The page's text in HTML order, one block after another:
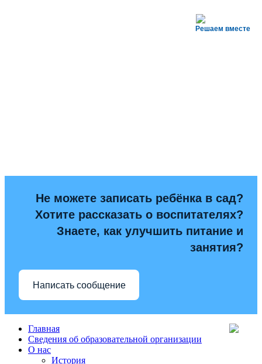
Решаем вместе
Не можете записать ребёнка в сад?
Хотите рассказать о воспитателях?
Знаете, как улучшить питание и
занятия?
Написать сообщение
Главная
Сведения об образовательной организации
О нас
История